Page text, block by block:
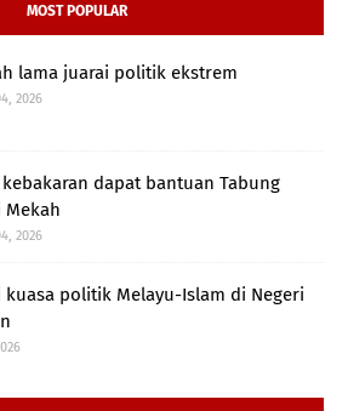
MOST POPULAR
lama juarai politik ekstrem
2026
kebakaran dapat bantuan Tabung
Mekah
2026
kuasa politik Melayu-Islam di Negeri